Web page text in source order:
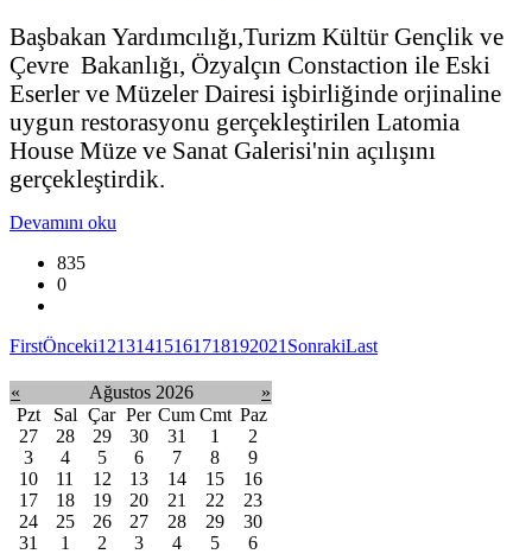
Başbakan Yardımcılığı,Turizm Kültür Gençlik ve
Çevre Bakanlığı, Özyalçın Constaction ile Eski
Eserler ve Müzeler Dairesi işbirliğinde orjinaline
uygun restorasyonu gerçekleştirilen Latomia
House Müze ve Sanat Galerisi'nin açılışını
gerçekleştirdik.
Devamını oku
835
0
FirstÖnceki12131415161718192021 SonrakiLast
« Ağustos 2026
»
Pzt
Sal Çar Per Cum Cmt Paz
27
28 29 30 31 1
2
3
4 5 6 7 8
9
10
11 12 13 14 15
16
17
18 19 20 21 22
23
24
25 26 27 28 29
30
31
1 2 3 4 5 6